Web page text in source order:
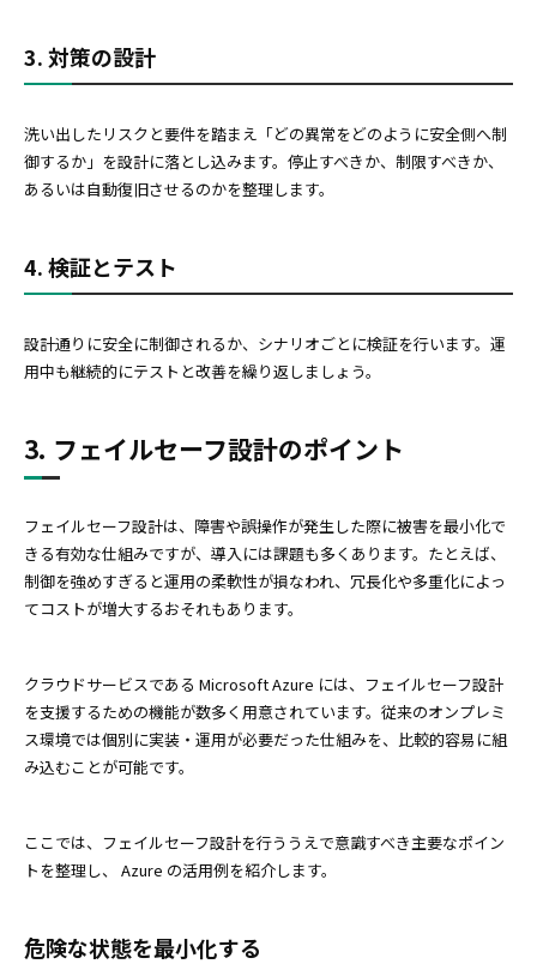
3. 対策の設計
洗い出したリスクと要件を踏まえ「どの異常をどのように安全側へ制
御するか」を設計に落とし込みます。停止すべきか、制限すべきか、
あるいは自動復旧させるのかを整理します。
4. 検証とテスト
設計通りに安全に制御されるか、シナリオごとに検証を行います。運
用中も継続的にテストと改善を繰り返しましょう。
3. フェイルセーフ設計のポイント
フェイルセーフ設計は、障害や誤操作が発生した際に被害を最小化で
きる有効な仕組みですが、導入には課題も多くあります。たとえば、
制御を強めすぎると運用の柔軟性が損なわれ、冗長化や多重化によっ
てコストが増大するおそれもあります。
クラウドサービスである Microsoft Azure には、フェイルセーフ設計
を支援するための機能が数多く用意されています。従来のオンプレミ
ス環境では個別に実装・運用が必要だった仕組みを、比較的容易に組
み込むことが可能です。
ここでは、フェイルセーフ設計を行ううえで意識すべき主要なポイン
トを整理し、 Azure の活用例を紹介します。
危険な状態を最小化する